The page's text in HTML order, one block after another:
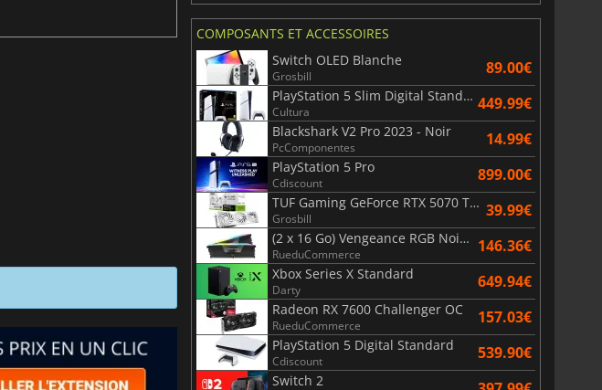
COMPOSANTS ET ACCESSOIRES
Switch OLED Blanche
Grosbill 89.00€
PlayStation 5 Slim Digital Standard
Cultura 449.99€
Blackshark V2 Pro 2023 - Noir
PcComponentes 14.99€
PlayStation 5 Pro
Cdiscount 899.00€
TUF Gaming GeForce RTX 5070 Ti OC White Edition 16GB
Grosbill 39.99€
(2 x 16 Go) Vengeance RGB Noir AMD Expo 6000 MHz - CAS 30
RueduCommerce 146.36€
Xbox Series X Standard
Darty 649.94€
Radeon RX 7600 Challenger OC
RueduCommerce 157.03€
PlayStation 5 Digital Standard
Cdiscount 539.90€
Switch 2